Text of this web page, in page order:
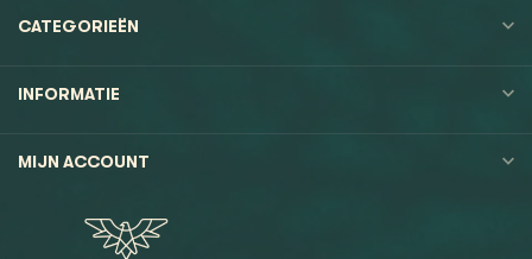
CATEGORIEËN
INFORMATIE
MIJN ACCOUNT